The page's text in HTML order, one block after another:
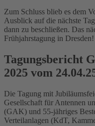
Zum Schluss blieb es dem
Ausblick auf die nächste
dann zu beschließen. Das
Frühjahrstagung in Dresden!
Tagungsbericht
2025 vom
Die Tagung mit
Gesellschaft für Antennen
(GAK) und 55-jähriges
Verteilanlagen (KdT,